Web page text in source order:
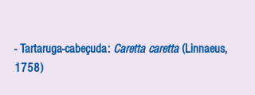
- Tartaruga-cabeçuda: Caretta caretta (Linnaeus,
1758)